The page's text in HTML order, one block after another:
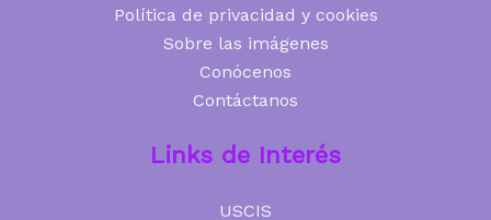
Política de privacidad y cookies
Sobre las imágenes
Conócenos
Contáctanos
Links de Interés
USCIS